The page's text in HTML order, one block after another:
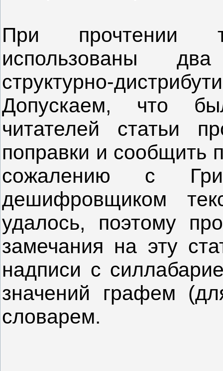
При прочтении
использованы
структурно-
Допускаем, что
читателей статьи
поправки и сообщить
сожалению с
дешифровщиком
удалось, поэтому
замечания на эту
надписи с
значений графем
словарем.